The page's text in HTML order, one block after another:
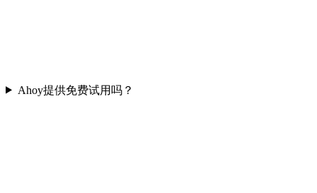
Ahoy提供免费试用吗？